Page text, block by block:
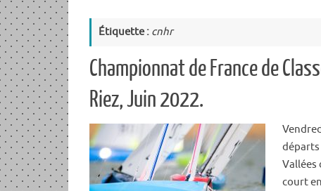
Étiquette : cnhr
Championnat de France de
Riez, Juin 2022.
Vallées
court